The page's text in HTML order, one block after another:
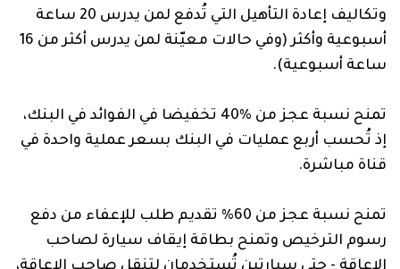
وتكاليف إعادة التأهيل التي تُدفع لمن يدرس 20 ساعة
أسبوعية وأكثر (وفي حالات معيّنة لمن يدرس أكثر من 16
ساعة أسبوعية).
تمنح نسبة عجز من %40 تخفيضا في الفوائد في البنك،
إذ تُحسب أربع عمليات في البنك بسعر عملية واحدة في
قناة مباشرة.
تمنح نسبة عجز من 60% تقديم طلب للإعفاء من دفع
رسوم الترخيص وتمنح بطاقة إيقاف سيارة لصاحب